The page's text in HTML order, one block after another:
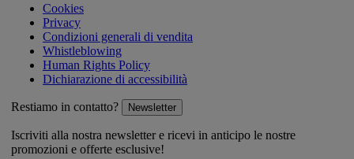
Cookies
Privacy
Condizioni generali di vendita
Whistleblowing
Human Rights Policy
Dichiarazione di accessibilità
Restiamo in contatto? Newsletter
Iscriviti alla nostra newsletter e ricevi in anticipo le nostre
promozioni e offerte esclusive!